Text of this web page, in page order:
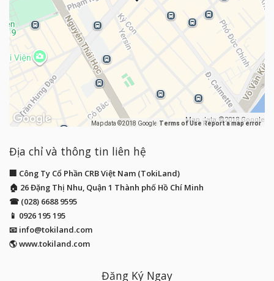
Map data ©2018 Google Map data ©2018 Google
Terms of Use Report a map error
Địa chỉ và thông tin liên hệ
🏢 Công Ty Cổ Phần CRB Việt Nam (TokiLand)
🏠 26 Đặng Thị Nhu, Quận 1 Thành phố Hồ Chí Minh
☎ (028) 6688 9595
📱 0926 195 195
📧 info@tokiland.com
🌎 www.tokiland.com
Đăng Ký Ngay